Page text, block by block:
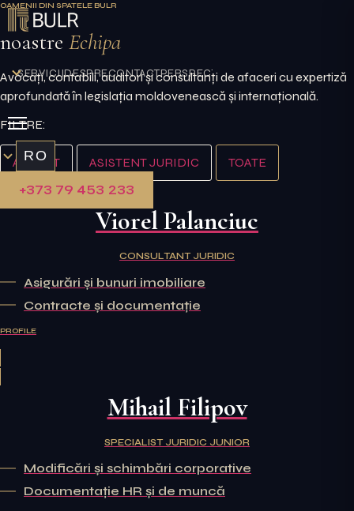
Sari
la
conținut
SERVICIIDESPRECONTACTPERSPECTIVE
RO
+373 79 453 233
OAMENII DIN SPATELE BULR
noastre Echipa
Avocați, contabili, auditori și consultanți de afaceri cu expertiză
aprofundată în legislația moldovenească și internațională.
FILTRE:
AVOCAT ASISTENT JURIDIC TOATE
Viorel Palanciuc
CONSULTANT JURIDIC
Asigurări și bunuri imobiliare
Contracte și documentație
PROFILE
Mihail Filipov
SPECIALIST JURIDIC JUNIOR
Modificări și schimbări corporative
Documentație HR și de muncă